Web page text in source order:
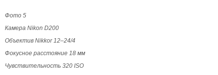
Фото 5
Камера Nikon D200
Объектив Nikkor 12–24/4
Фокусное расстояние 18 мм
Чувствительность 320 ISO